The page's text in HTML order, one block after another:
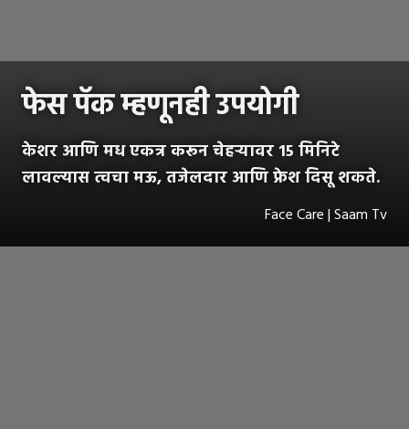
फेस पॅक म्हणूनही उपयोगी
केशर आणि मध एकत्र करून चेहऱ्यावर 15 मिनिटे
लावल्यास त्वचा मऊ, तजेलदार आणि फ्रेश दिसू शकते.
Face Care | Saam Tv